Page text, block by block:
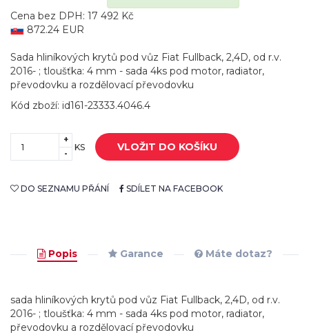
Cena bez DPH: 17 492 Kč
872.24 EUR
Sada hliníkových krytů pod vůz Fiat Fullback, 2,4D, od r.v.
2016- ; tloušťka: 4 mm - sada 4ks pod motor, radiator,
převodovku a rozdělovací převodovku
Kód zboží: id161-23333.4046.4
+
-
KS VLOŽIT DO KOŠÍKU
DO SEZNAMU PŘÁNÍ SDÍLET NA FACEBOOK
Popis Garance Máte dotaz?
sada hliníkových krytů pod vůz Fiat Fullback, 2,4D, od r.v.
2016- ; tloušťka: 4 mm - sada 4ks pod motor, radiator,
převodovku a rozdělovací převodovku